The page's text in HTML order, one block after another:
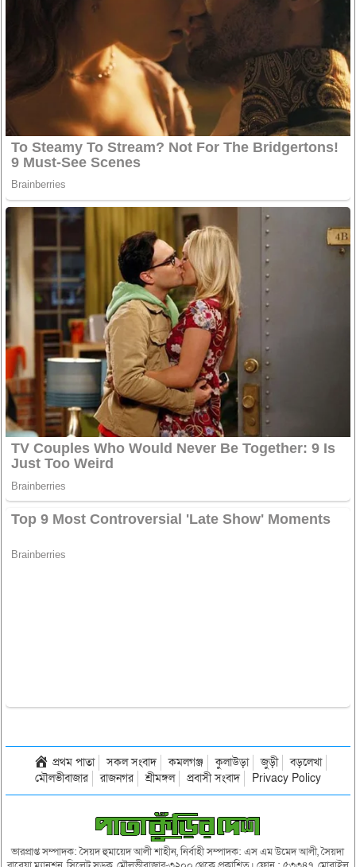
প্রথম পাতা সকল সংবাদ কমলগঞ্জ কুলাউড়া জুড়ী
বড়লেখা
মৌলভীবাজার
রাজনগর শ্রীমঙ্গল প্রবাসী সংবাদ Privacy Policy
ভারপ্রাপ্ত সম্পাদক: সৈয়দ হুমায়েদ আলী শাহীন, নির্বাহী সম্পাদক: এস এম উমেদ আলী, সৈয়দা